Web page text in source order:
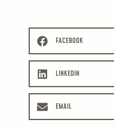
FACEBOOK
LINKEDIN
EMAIL